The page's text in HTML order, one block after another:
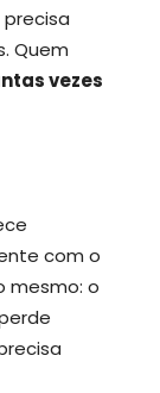
Quem
vezes
com o
mesmo: o